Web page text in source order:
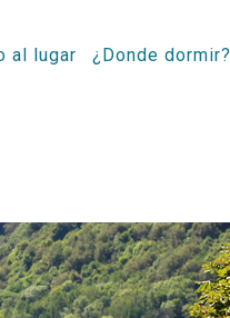
al lugar ¿Donde dormir?